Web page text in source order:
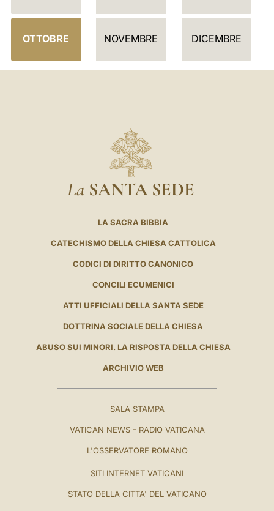
R
OTTOBRE NOVEMBRE DICEMBRE
La SANTA SEDE
LA SACRA BIBBIA
CATECHISMO DELLA CHIESA CATTOLICA
CODICI DI DIRITTO CANONICO
CONCILI ECUMENICI
ATTI UFFICIALI DELLA SANTA SEDE
DOTTRINA SOCIALE DELLA CHIESA
ABUSO SUI MINORI. LA RISPOSTA DELLA CHIESA
ARCHIVIO WEB
SALA STAMPA
VATICAN NEWS - RADIO VATICANA
L'OSSERVATORE ROMANO
SITI INTERNET VATICANI
STATO DELLA CITTA' DEL VATICANO